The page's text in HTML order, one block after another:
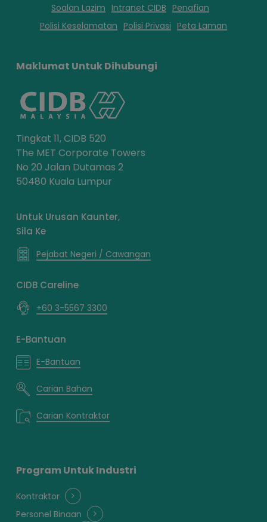
Soalan Lazim Intranet CIDB Penafian
Polisi Keselamatan Polisi Privasi Peta Laman
Maklumat Untuk Dihubungi
Tingkat 11, CIDB 520
The MET Corporate Towers
No 20 Jalan Dutamas 2
50480 Kuala Lumpur
Untuk Urusan Kaunter,
Sila Ke
Pejabat Negeri / Cawangan
CIDB Careline
+60 3-5567 3300
E-Bantuan
E-Bantuan
Carian Bahan
Carian Kontraktor
Program Untuk Industri
Kontraktor
Personel Binaan